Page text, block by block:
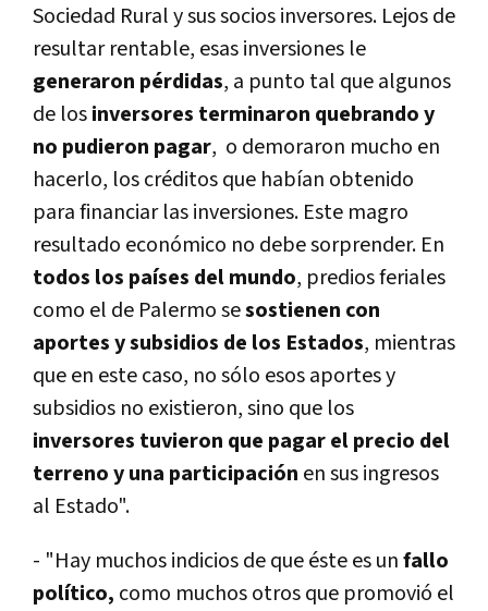
Sociedad Rural y sus socios inversores. Lejos de
resultar rentable, esas inversiones le
generaron pérdidas, a punto tal que algunos
de losinversores terminaron quebrando y
no pudieron pagar, o demoraron mucho en
hacerlo, los créditos que habí­an obtenido
para financiar las inversiones. Este magro
resultado económico no debe sorprender. En
todos los paí­ses del mundo, predios feriales
como el de Palermo sesostienen con
aportes y subsidios de los Estados, mientras
que en este caso, no sólo esos aportes y
subsidios no existieron, sino que los
inversores tuvieron que pagar el precio del
terreno y una participación en sus ingresos
al Estado".
- "Hay muchos indicios de que éste es unfallo
polí­tico, como muchos otros que promovió el